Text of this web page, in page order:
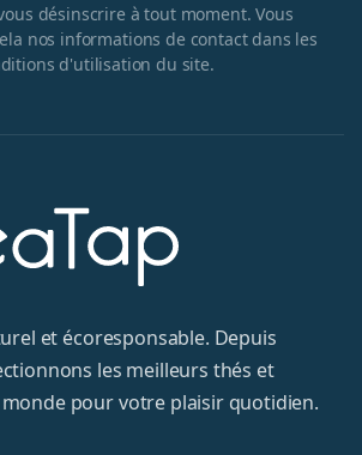
désinscrire à tout moment. Vous
nos informations de contact dans les
d'utilisation du site.
et écoresponsable. Depuis
les meilleurs thés et
pour votre plaisir quotidien.